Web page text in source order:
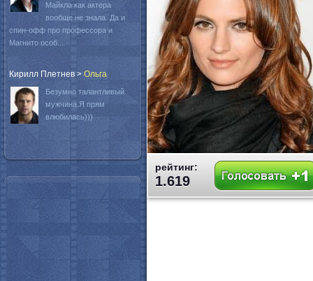
рейтинг:
1.619
Майкла как актера
вообще не знала. Да и
спин-офф про профессора и
Магнито особ...
Кирилл Плетнев > Oльга
Безумно талантливый
мужчина.Я прям
влюбилась)))